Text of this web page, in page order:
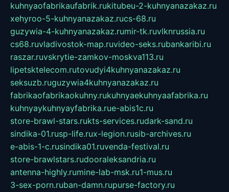
kuhnyaofabrikaufabrik.rukitubeu-2-kuhnyanazakaz.ru
xehyroo-5-kuhnyanazakaz.rucs-68.ru
guzywia-4-kuhnyanazakaz.rumir-tk.ruvlknrussia.ru
cs68.ruvladivostok-map.ruvideo-seks.rubankaribi.ru
raszar.ruvskrytie-zamkov-moskva113.ru
lipetsktelecom.rutovudyi4kuhnyanazakaz.ru
seksuzb.ruguzywia4kuhnyanazakaz.ru
fabrikaofabrikaokuhny.rukuhnyaekuhnyaafabrika.ru
kuhnyaykuhnyayfabrika.rue-abis1c.ru
store-brawl-stars.rukts-services.rudark-sand.ru
sindika-01.rusp-life.rux-legion.rusib-archives.ru
e-abis-1-c.rusindika01.ruvenda-festival.ru
store-brawlstars.rudooraleksandria.ru
antenna-highly.rumine-lab-msk.ru1-mus.ru
3-sex-porn.ruban-damn.rupurse-factory.ru